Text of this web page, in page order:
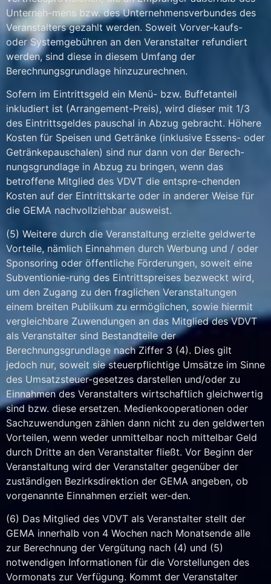
Unterneh-mens bzw. des Unternehmensverbundes des
Veranstalters gezahlt werden. Soweit Vorver-kaufs-
oder Systemgebühren an den Veranstalter refundiert
werden, sind diese in diesem Umfang der
Berechnungsgrundlage hinzuzurechnen.
Sofern im Eintrittsgeld ein Menü- bzw. Buffetanteil
inkludiert ist (Arrangement-Preis), wird dieser mit 1/3
des Eintrittsgeldes pauschal in Abzug gebracht. Höhere
Kosten für Speisen und Getränke (inklusive Essens- oder
Getränkepauschalen) sind nur dann von der Berech-
nungsgrundlage in Abzug zu bringen, wenn das
betroffene Mitglied des VDVT die entspre-chenden
Kosten auf der Eintrittskarte oder in anderer Weise für
die GEMA nachvollziehbar ausweist.
(5) Weitere durch die Veranstaltung erzielte geldwerte
Vorteile, nämlich Einnahmen durch Werbung und / oder
Sponsoring oder öffentliche Förderungen, soweit eine
Subventionie-rung des Eintrittspreises bezweckt wird,
um den Zugang zu den fraglichen Veranstaltungen
einem breiten Publikum zu ermöglichen, sowie hiermit
vergleichbare Zuwendungen an das Mitglied des VDVT
als Veranstalter sind Bestandteile der
Berechnungsgrundlage nach Ziffer 3 (4). Dies gilt
jedoch nur, soweit sie steuerpflichtige Umsätze im Sinne
des Umsatzsteuer-gesetzes darstellen und/oder zu
Einnahmen des Veranstalters wirtschaftlich gleichwertig
sind bzw. diese ersetzen. Medienkooperationen oder
Sachzuwendungen zählen dann nicht zu den geldwerten
Vorteilen, wenn weder unmittelbar noch mittelbar Geld
durch Dritte an den Veranstalter fließt. Vor Beginn der
Veranstaltung wird der Veranstalter gegenüber der
zuständigen Bezirksdirektion der GEMA angeben, ob
vorgenannte Einnahmen erzielt wer-den.
(6) Das Mitglied des VDVT als Veranstalter stellt der
GEMA innerhalb von 4 Wochen nach Monatsende alle
zur Berechnung der Vergütung nach (4) und (5)
notwendigen Informationen für die Vorstellungen des
Vormonats zur Verfügung. Kommt der Veranstalter